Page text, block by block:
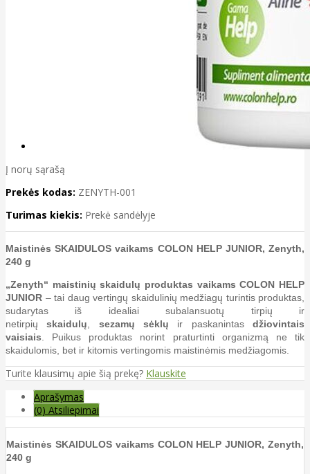
Į norų sąrašą
Prekės kodas: ZENYTH-001
Turimas kiekis: Prekė sandėlyje
Maistinės SKAIDULOS vaikams COLON HELP JUNIOR, Zenyth,
240 g
„Zenyth“ maistinių skaidulų produktas vaikams COLON HELP
JUNIOR – tai daug vertingų skaidulinių medžiagų turintis produktas,
sudarytas iš idealiai subalansuotų tirpių ir
netirpiųskaidulų sezamų sėklų ir paskanintasdžiovintais
vaisiais . Puikus produktas norint praturtinti organizmą ne tik
skaidulomis, bet ir kitomis vertingomis maistinėmis medžiagomis.
Turite klausimų apie šią prekę? Klauskite
Aprašymas
(0) Atsiliepimai
Maistinės SKAIDULOS vaikams COLON HELP JUNIOR, Zenyth,
240 g